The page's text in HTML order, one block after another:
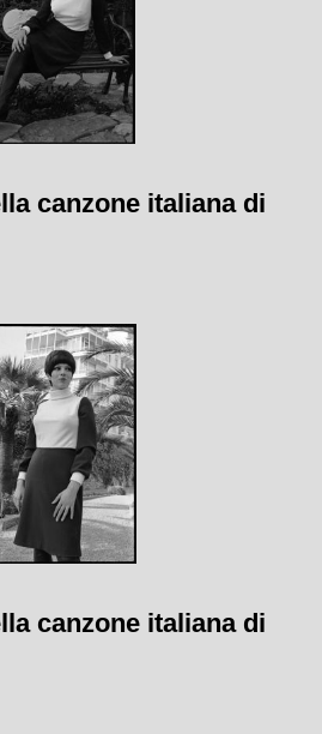
canzone italiana di
canzone italiana di